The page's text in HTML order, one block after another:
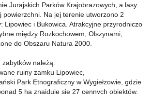
Jurajskich Parków Krajobrazowych, a lasy
powierzchni. Na jej terenie utworzono 2
Lipowiec i Bukowica. Atrakcyjne przyrodniczo
między Rozkochowem, Olszynami,
do Obszaru Natura 2000.
zabytków należą:
ruiny zamku Lipowiec,
Park Etnograficzny w Wygiełzowie, gdzie
5 ha znajduje się 27 cennych obiektów.